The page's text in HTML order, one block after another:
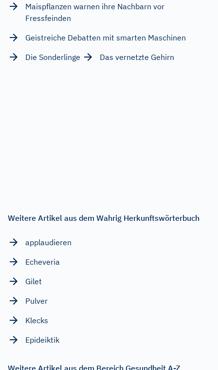
Maispflanzen warnen ihre Nachbarn vor
Fressfeinden
Geistreiche Debatten mit smarten Maschinen
Die Sonderlinge
Das vernetzte Gehirn
Weitere Artikel aus dem Wahrig Herkunftswörterbuch
applaudieren
Echeveria
Gilet
Pulver
Klecks
Epideiktik
Weitere Artikel aus dem Bereich Gesundheit A-Z